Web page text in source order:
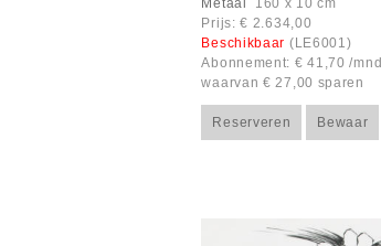
Metaal
160 x 10 cm
Prijs: € 2.634,00
Beschikbaar (LE6001)
Abonnement: € 41,70 /mnd
waarvan € 27,00 sparen
Reserveren Bewaar